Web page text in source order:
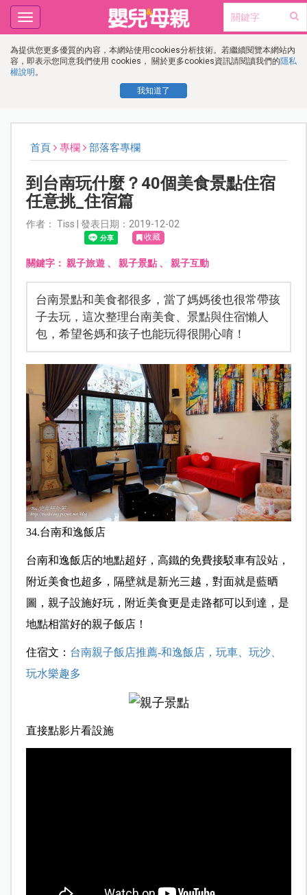
為提供您更多優質的內容，本網站使用cookies分析技術。若繼續閱覽本網站內
容，即表示您同意我們使用 cookies， 關於更多cookies資訊請閱讀我們的隱私
權說明 。
我知道了
Toggle
navigation
首頁 專欄 部落客專欄
到台南玩什麼？40個美食景點住宿
任意挑_住宿篇
作者： Tiss | 發表日期：2019-12-02
收藏
關鍵字： 親子旅遊、 親子景點、 親子互動
台南景點和美食都很多，當了媽媽後也很常帶孩
子去玩，這次整理台南美食、景點與住宿懶人
包，希望爸媽和孩子也能玩得很開心唷！
34.台南和逸飯店
台南和逸飯店的地點超好，高鐵的免費接駁車有設站，
附近美食也超多，隔壁就是新光三越，對面就是藍晒
圖，親子設施好玩，附近美食更是走路都可以到達，是
地點相當好的親子飯店！
住宿文： 台南親子飯店推薦-和逸飯店，玩車、玩沙、
玩水樂趣多
直接點影片看設施